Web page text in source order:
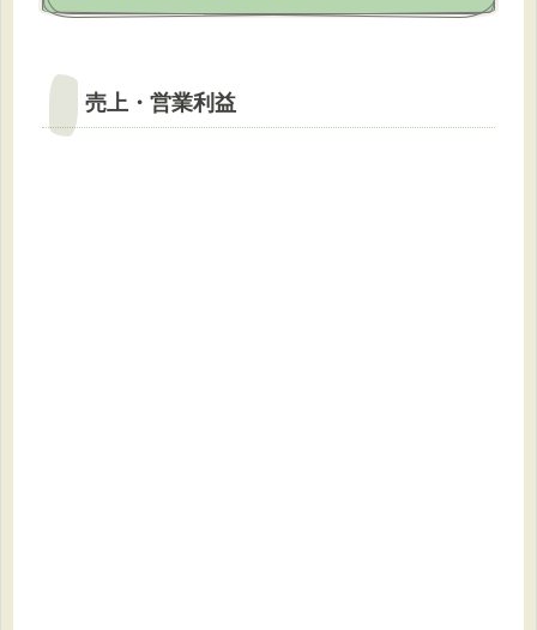
売上・営業利益